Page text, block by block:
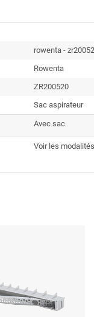
rowenta -
Rowenta
ZR200520
Sac aspirateur
Avec sac
Voir les modalités